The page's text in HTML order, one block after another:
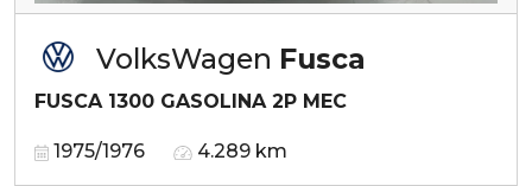
VolksWagen Fusca
FUSCA 1300 GASOLINA 2P MEC
1975/1976 4.289 km